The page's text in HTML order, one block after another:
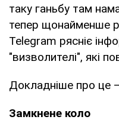
таку ганьбу там
тепер щонайменше
Telegram рясніє
"визволителі", які
Докладніше про це –
Замкнене коло